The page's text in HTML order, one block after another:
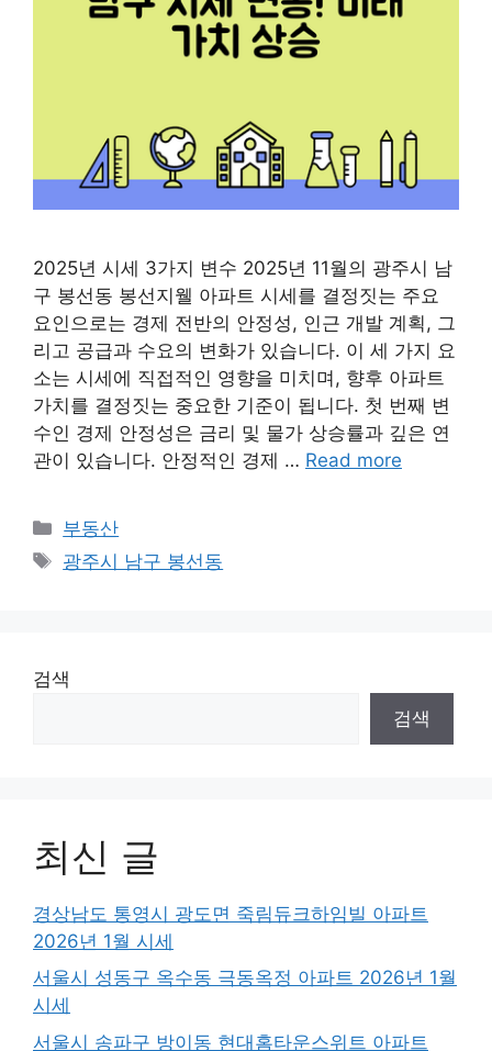
2025년 시세 3가지 변수 2025년 11월의 광주시 남
구 봉선동 봉선지웰 아파트 시세를 결정짓는 주요
요인으로는 경제 전반의 안정성, 인근 개발 계획, 그
리고 공급과 수요의 변화가 있습니다. 이 세 가지 요
소는 시세에 직접적인 영향을 미치며, 향후 아파트
가치를 결정짓는 중요한 기준이 됩니다. 첫 번째 변
수인 경제 안정성은 금리 및 물가 상승률과 깊은 연
관이 있습니다. 안정적인 경제 … Read more
Categories
부동산
Tags
광주시 남구 봉선동
검색
검색
최신 글
경상남도 통영시 광도면 죽림듀크하임빌 아파트
2026년 1월 시세
서울시 성동구 옥수동 극동옥정 아파트 2026년 1월
시세
서울시 송파구 방이동 현대홈타운스위트 아파트